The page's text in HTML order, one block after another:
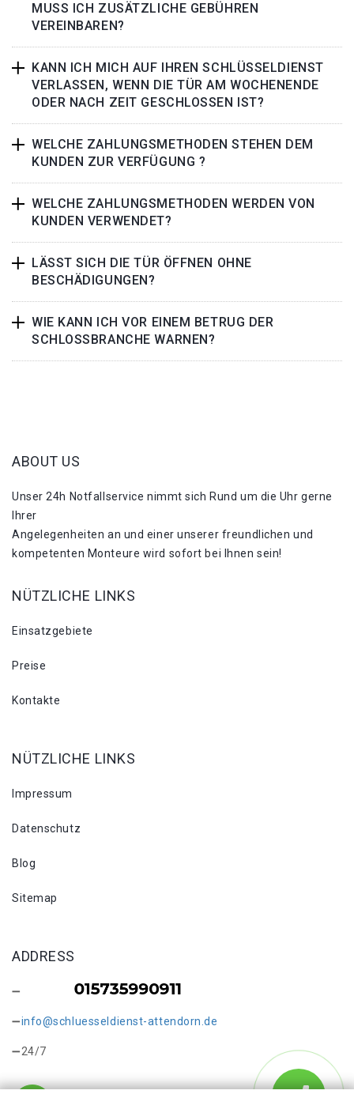
MUSS ICH ZUSÄTZLICHE GEBÜHREN
VEREINBAREN?
KANN ICH MICH AUF IHREN SCHLÜSSELDIENST
VERLASSEN, WENN DIE TÜR AM WOCHENENDE
ODER NACH ZEIT GESCHLOSSEN IST?
WELCHE ZAHLUNGSMETHODEN STEHEN DEM
KUNDEN ZUR VERFÜGUNG ?
WELCHE ZAHLUNGSMETHODEN WERDEN VON
KUNDEN VERWENDET?
LÄSST SICH DIE TÜR ÖFFNEN OHNE
BESCHÄDIGUNGEN?
WIE KANN ICH VOR EINEM BETRUG DER
SCHLOSSBRANCHE WARNEN?
ABOUT US
Unser 24h Notfallservice nimmt sich Rund um die Uhr gerne
Ihrer
Angelegenheiten an und einer unserer freundlichen und
kompetenten Monteure wird sofort bei Ihnen sein!
NÜTZLICHE LINKS
Einsatzgebiete
Preise
Kontakte
NÜTZLICHE LINKS
Impressum
Datenschutz
Blog
Sitemap
ADDRESS
info@schluesseldienst-attendorn.de
24/7